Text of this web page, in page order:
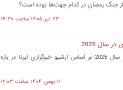
از جنگ رمضان در کدام جهت‌ها بوده است؟
۲۳ تير ۱۴۰۵ ساعت ۱۴:۳۰
سال 2025
اینفوگرافیک روابط ایران و آسیای مرکزی در سال 2025 بر اساس آرشیو خبرگزاری ایرنا در بازه
۱۱ بهمن ۱۴۰۴ ساعت ۱۲:۰۳